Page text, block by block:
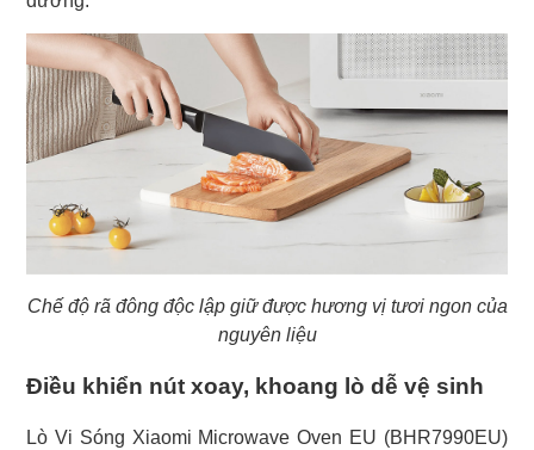
Chế độ rã đông độc lập giữ được hương vị tươi ngon của
nguyên liệu
Điều khiển nút xoay, khoang lò dễ vệ sinh
Lò Vi Sóng Xiaomi Microwave Oven EU (BHR7990EU)